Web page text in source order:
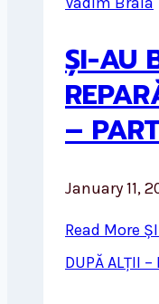
ȘI-AU
–
January 11,
Read More
DUPĂ ALȚII –